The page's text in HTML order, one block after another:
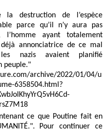
la destruction de l’espèce
parce qu’il n’y aura pas
ayant totalement
annonciatrice de ce mal
les nazis avaient planifié
peuple."
archive/2022/01/04/u
6358504.html?
ce que Poutine fait en
Pour continuer ce